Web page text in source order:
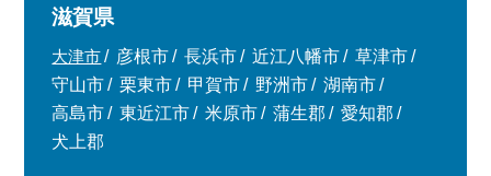
滋賀県
大津市 彦根市 長浜市 近江八幡市
草津市
守山市
栗東市 甲賀市 野洲市
湖南市
高島市
東近江市 米原市 蒲生郡
愛知郡
犬上郡